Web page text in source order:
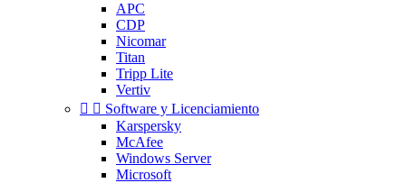
APC
CDP
Nicomar
Titan
Tripp Lite
Vertiv
  Software y Licenciamiento
Karspersky
McAfee
Windows Server
Microsoft